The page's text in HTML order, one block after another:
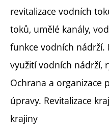
revitalizace vodních
toků, umělé kanály,
funkce vodních nádrží.
využití vodních nádrží,
Ochrana a organizace
úpravy. Revitalizace
krajiny